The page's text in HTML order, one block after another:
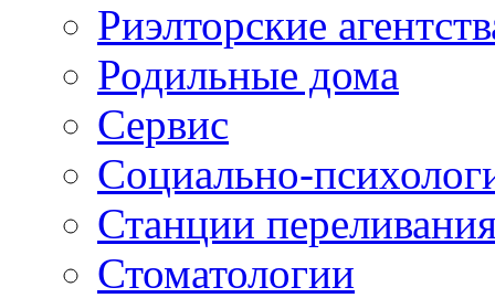
Риэлторские
Родильные дома
Сервис
Социально-
Станции
Стоматологии